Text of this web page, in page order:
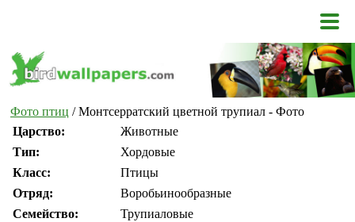
Фото птиц / Монтсерратский цветной трупиал - Фото
Царство:
Животные
Тип:
Хордовые
Класс:
Птицы
Отряд:
Воробьинообразные
Семейство:
Трупиаловые